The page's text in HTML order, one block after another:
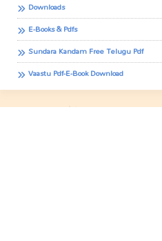
Downloads
E-Books & Pdfs
Sundara Kandam Free Telugu Pdf
Vaastu Pdf-E-Book Download